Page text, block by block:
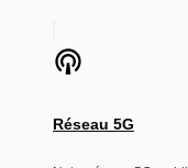
Réseau 5G